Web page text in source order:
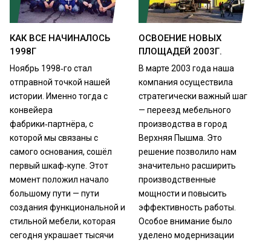
КАК ВСЕ НАЧИНАЛОСЬ
1998Г
Ноябрь 1998‑го стал
отправной точкой нашей
истории. Именно тогда с
конвейера
фабрики‑партнёра, с
которой мы связаны с
самого основания, сошёл
первый шкаф‑купе. Этот
момент положил начало
большому пути — пути
создания функциональной и
стильной мебели, которая
сегодня украшает тысячи
ОСВОЕНИЕ НОВЫХ
ПЛОЩАДЕЙ 2003Г.
В марте 2003 года наша
компания осуществила
стратегически важный шаг
— переезд мебельного
производства в город
Верхняя Пышма. Это
решение позволило нам
значительно расширить
производственные
мощности и повысить
эффективность работы.
Особое внимание было
уделено модернизации